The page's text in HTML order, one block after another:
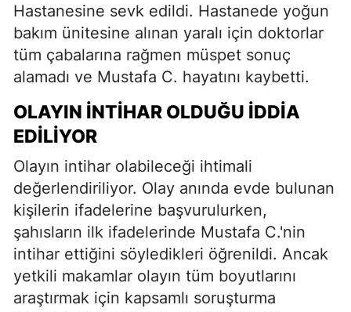
Hastanesine sevk edildi. Hastanede yoğun
bakım ünitesine alınan yaralı için doktorlar
tüm çabalarına rağmen müspet sonuç
alamadı ve Mustafa C. hayatını kaybetti.
OLAYIN İNTİHAR OLDUĞU İDDİA
EDİLİYOR
Olayın intihar olabileceği ihtimali
değerlendiriliyor. Olay anında evde bulunan
kişilerin ifadelerine başvurulurken,
şahısların ilk ifadelerinde Mustafa C.'nin
intihar ettiğini söyledikleri öğrenildi. Ancak
yetkili makamlar olayın tüm boyutlarını
araştırmak için kapsamlı soruşturma